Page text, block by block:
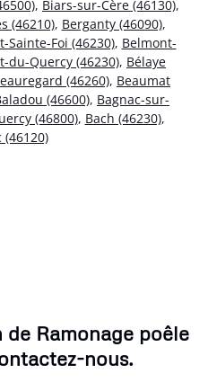
, Biars-sur-Cère (46130),
(46210), Berganty (46090),
Sainte-Foi (46230), Belmont-
du-Quercy (46230), Bélaye
(46260), Beaumat
(46600), Bagnac-sur-
(46800), Bach (46230),
(46120)
de Ramonage poêle
nous.